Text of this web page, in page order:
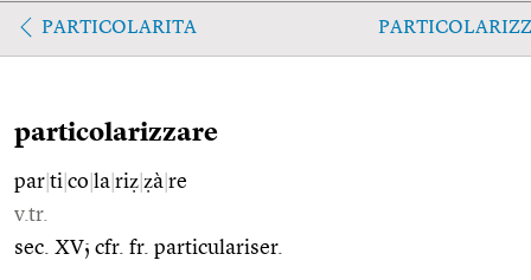
PARTICOLARITA
particolarizzare
par ti co la riẓ ẓà re
v.tr.
sec. XV; cfr. fr. particulariser.